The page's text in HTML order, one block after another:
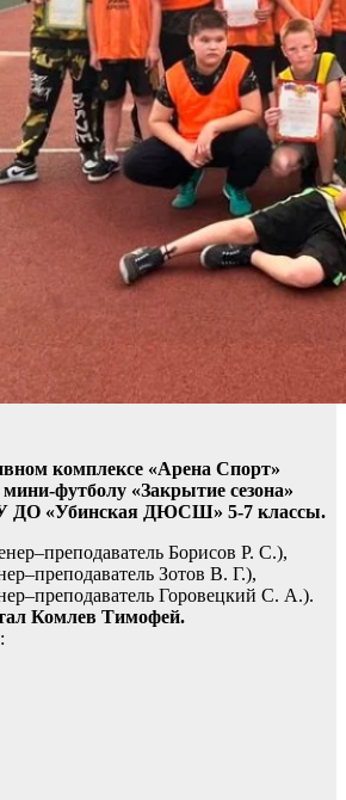
комплексе «Арена Спорт»
футболу «Закрытие сезона»
ДО «Убинская ДЮСШ» 5-7 классы.
Борисов Р. С.),
Зотов В. Г.),
Горовецкий С. А.).
Комлев Тимофей.